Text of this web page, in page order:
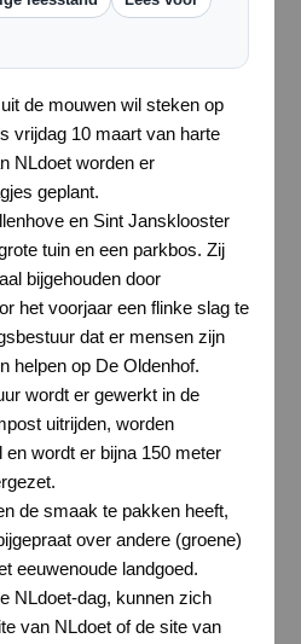
de mouwen wil steken op
vrijdag 10 maart van harte
NLdoet worden er
geplant.
en Sint Jansklooster
tuin en een parkbos. Zij
bijgehouden door
het voorjaar een flinke slag te
dat er mensen zijn
helpen op De Oldenhof.
wordt er gewerkt in de
uitrijden, worden
wordt er bijna 150 meter
de smaak te pakken heeft,
over andere (groene)
eeuwenoude landgoed.
NLdoet-dag, kunnen zich
van NLdoet of de site van